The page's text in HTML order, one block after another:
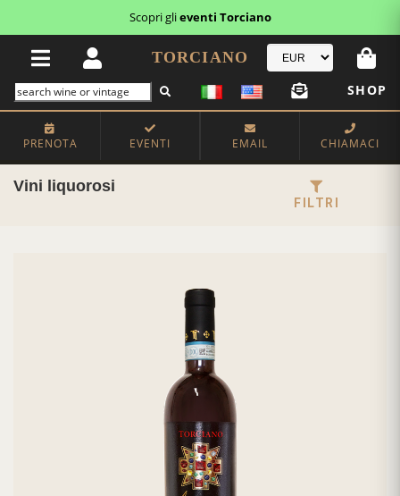
Scopri ibuoni regalo
TORCIANO
SHOP
PRENOTA EVENTI EMAIL CHIAMACI
Vini liquorosi
FILTRI